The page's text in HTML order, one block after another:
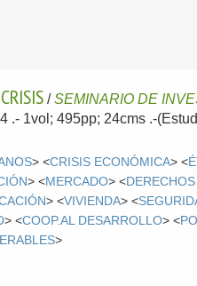
/SEMINARIO DE
.- 1vol; 495pp; 24cms .-
> <CRISIS ECONÓMICA> <
> <MERCADO> <
> <VIVIENDA> <
> <COOP.AL DESARROLLO> <
>